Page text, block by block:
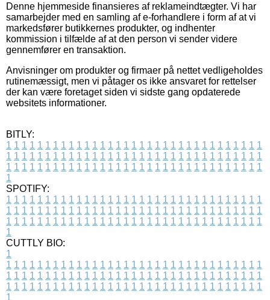
Denne hjemmeside finansieres af reklameindtægter. Vi har
samarbejder med en samling af e-forhandlere i form af at vi
markedsfører butikkernes produkter, og indhenter
kommission i tilfælde af at den person vi sender videre
gennemfører en transaktion.
Anvisninger om produkter og firmaer på nettet vedligeholdes
rutinemæssigt, men vi påtager os ikke ansvaret for rettelser
der kan være foretaget siden vi sidste gang opdaterede
websitets informationer.
BITLY:
1 1 1 1 1 1 1 1 1 1 1 1 1 1 1 1 1 1 1 1 1 1 1 1 1 1 1 1 1 1 1 1 1
1 1 1 1 1 1 1 1 1 1 1 1 1 1 1 1 1 1 1 1 1 1 1 1 1 1 1 1 1 1 1 1 1
1 1 1 1 1 1 1 1 1 1 1 1 1 1 1 1 1 1 1 1 1 1 1 1 1 1 1 1 1 1 1 1 1
1
SPOTIFY:
1 1 1 1 1 1 1 1 1 1 1 1 1 1 1 1 1 1 1 1 1 1 1 1 1 1 1 1 1 1 1 1 1
1 1 1 1 1 1 1 1 1 1 1 1 1 1 1 1 1 1 1 1 1 1 1 1 1 1 1 1 1 1 1 1 1
1 1 1 1 1 1 1 1 1 1 1 1 1 1 1 1 1 1 1 1 1 1 1 1 1 1 1 1 1 1 1 1 1
1
CUTTLY BIO:
1
1 1 1 1 1 1 1 1 1 1 1 1 1 1 1 1 1 1 1 1 1 1 1 1 1 1 1 1 1 1 1 1 1
1 1 1 1 1 1 1 1 1 1 1 1 1 1 1 1 1 1 1 1 1 1 1 1 1 1 1 1 1 1 1 1 1
1 1 1 1 1 1 1 1 1 1 1 1 1 1 1 1 1 1 1 1 1 1 1 1 1 1 1 1 1 1 1 1 1
1